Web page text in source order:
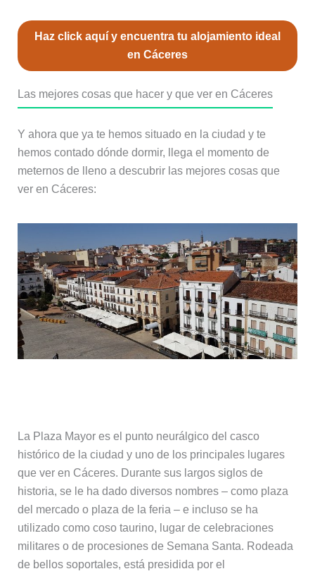
Haz click aquí y encuentra tu alojamiento ideal
en Cáceres
Las mejores cosas que hacer y que ver en Cáceres
Y ahora que ya te hemos situado en la ciudad y te
hemos contado dónde dormir, llega el momento de
meternos de lleno a descubrir las mejores cosas que
ver en Cáceres:
La Plaza Mayor es el punto neurálgico del casco
histórico de la ciudad y uno de los principales lugares
que ver en Cáceres. Durante sus largos siglos de
historia, se le ha dado diversos nombres – como plaza
del mercado o plaza de la feria – e incluso se ha
utilizado como coso taurino, lugar de celebraciones
militares o de procesiones de Semana Santa. Rodeada
de bellos soportales, está presidida por el